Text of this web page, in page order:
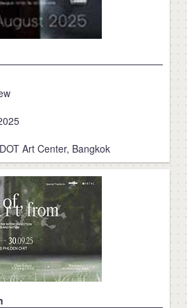
Art Center, Bangkok